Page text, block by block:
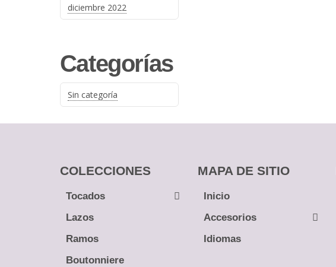
diciembre 2022
Categorías
Sin categoría
COLECCIONES
Tocados
← Atrás
Guías
Peinetas
Pines
Lazos
Ramos
Boutonniere
MAPA DE SITIO
Inicio
Accesorios
← Atrás
Tocados
← Atrás
Peinetas
Pines
Lazos
Idiomas